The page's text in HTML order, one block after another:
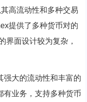
高流动性和多种交易
提供了多种货币对的
界面设计较为复杂，
强大的流动性和丰富的
有业务，支持多种货币